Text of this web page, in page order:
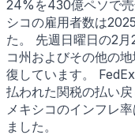
24%を430億ペソで
シコの雇用者数は
た。 先週日曜日の2
コ州およびその他の
復しています。
払われた関税の払い
メキシコのインフレ
ました。